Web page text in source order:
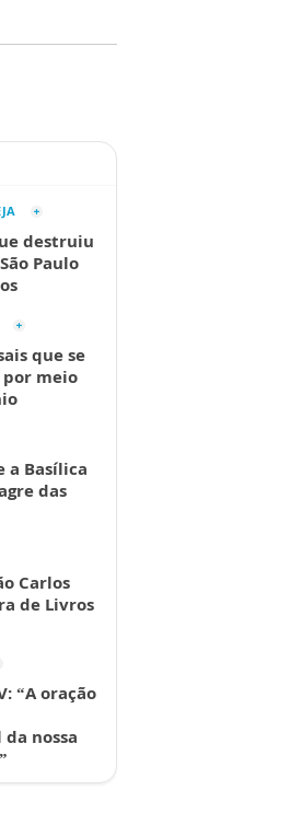
destruiu
Paulo
que se
meio
a Basílica
das
Carlos
de Livros
“A oração
nossa